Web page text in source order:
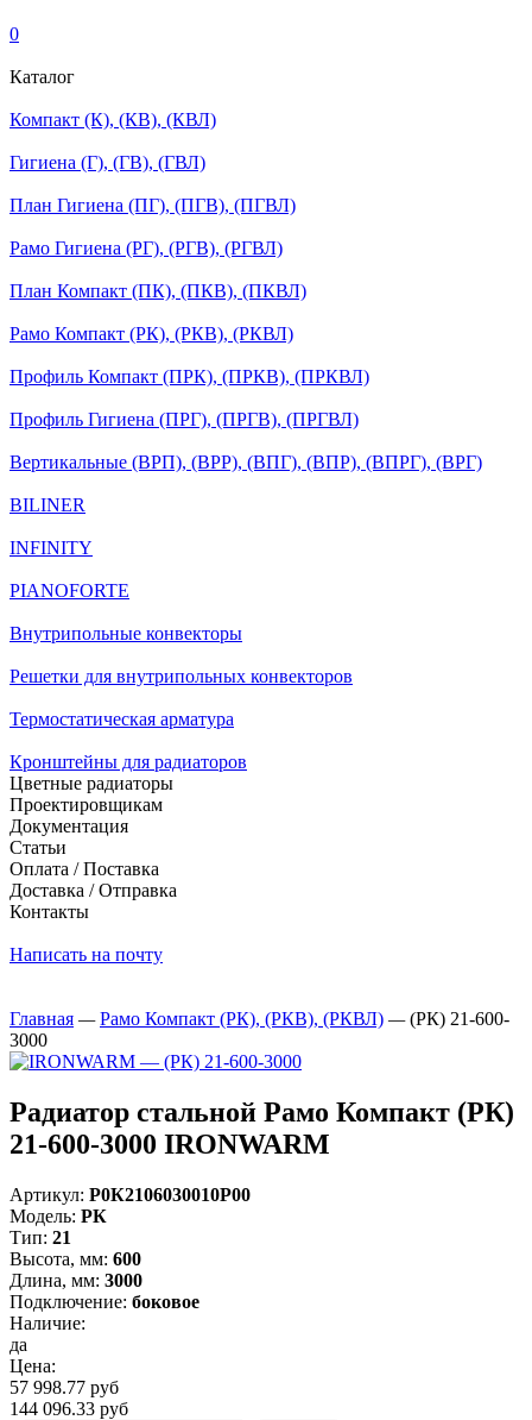
0
Каталог
Компакт (К), (КВ), (КВЛ)
Гигиена (Г), (ГВ), (ГВЛ)
План Гигиена (ПГ), (ПГВ), (ПГВЛ)
Рамо Гигиена (РГ), (РГВ), (РГВЛ)
План Компакт (ПК), (ПКВ), (ПКВЛ)
Рамо Компакт (РК), (РКВ), (РКВЛ)
Профиль Компакт (ПРК), (ПРКВ), (ПРКВЛ)
Профиль Гигиена (ПРГ), (ПРГВ), (ПРГВЛ)
Вертикальные (ВРП), (ВРР), (ВПГ), (ВПР), (ВПРГ), (ВРГ)
BILINER
INFINITY
PIANOFORTE
Внутрипольные конвекторы
Решетки для внутрипольных конвекторов
Термостатическая арматура
Кронштейны для радиаторов
Цветные радиаторы
Проектировщикам
Документация
Статьи
Оплата / Поставка
Доставка / Отправка
Контакты
Написать на почту
Главная — Рамо Компакт (РК), (РКВ), (РКВЛ) — (РК) 21-600-
3000
Радиатор стальной Рамо Компакт (РК)
21-600-3000 IRONWARM
Артикул: Р0К2106030010P00
Модель: РК
Тип: 21
Высота, мм: 600
Длина, мм: 3000
Подключение: боковое
Наличие:
да
Цена:
57 998.77 руб
144 096.33 руб